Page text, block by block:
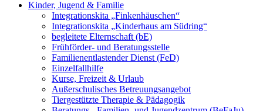
Kinder, Jugend & Familie
Integrationskita „Finkenhäuschen“
Integrationskita „Kinderhaus am Südring“
begleitete Elternschaft (bE)
Frühförder- und Beratungsstelle
Familienentlastender Dienst (FeD)
Einzelfallhilfe
Kurse, Freizeit & Urlaub
Außerschulisches Betreuungsangebot
Tiergestützte Therapie & Pädagogik